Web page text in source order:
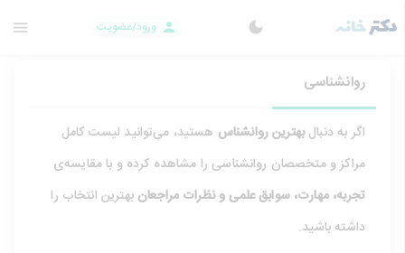
ورود/عضویت
روانشناسی
اگر به دنبالبهترین روانشناس هستید، می‌توانید لیست کامل
مراکز و متخصصان روانشناسی را مشاهده کرده و با مقایسه‌ی
تجربه، مهارت، سوابق علمی و نظرات مراجعان بهترین انتخاب را
داشته باشید.